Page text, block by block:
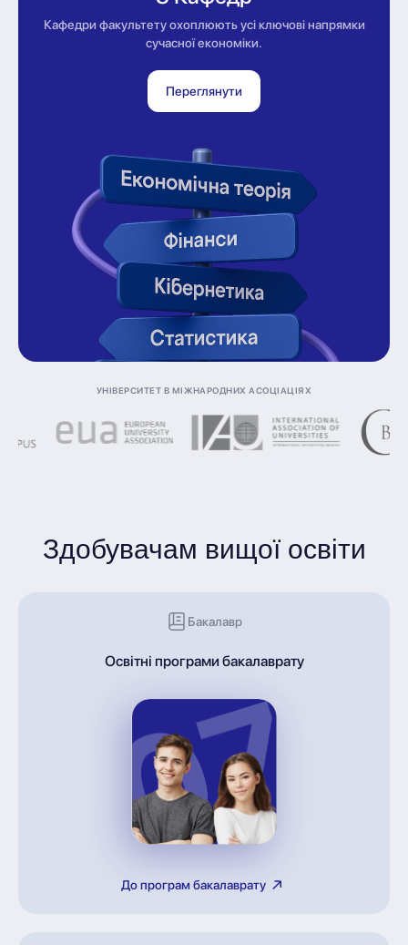
Кафедри факультету охоплюють усі ключові напрямки
сучасної економіки.
Переглянути
Університет в міжнародних асоціаціях
Здобувачам вищої освіти
Бакалавр
Освітні програми бакалаврату
До програм бакалаврату